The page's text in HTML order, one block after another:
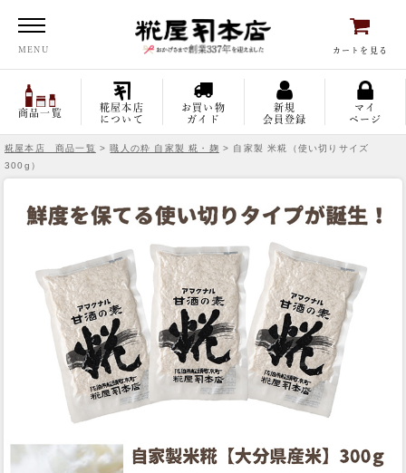
MENU カートを見る
商品一覧
糀屋本店
について
お買い物
ガイド
新規
会員登録
マイ
ページ
糀屋本店 商品一覧 >職人の粋 自家製 糀・麹 > 自家製 米糀（使い切りサイズ
300g）